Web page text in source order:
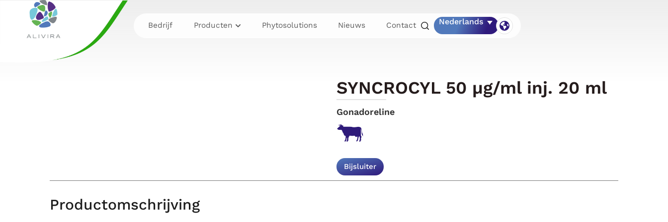
Bedrijf Producten Phytosolutions Nieuws Contact Nederlands
SYNCROCYL 50 µg/ml inj. 20 ml
Gonadoreline
Bijsluiter
Productomschrijving